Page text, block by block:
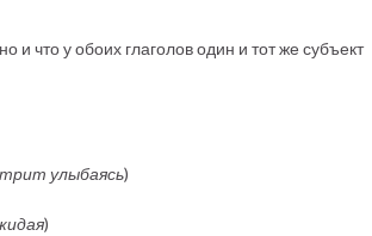
и что у обоих глаголов один и тот же субъект
улыбаясь)
)